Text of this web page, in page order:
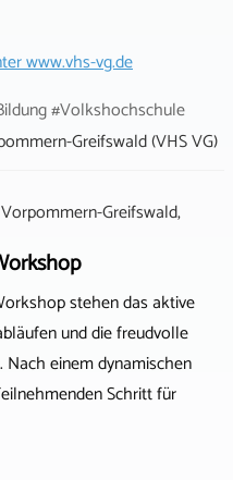
www.vhs-vg.de
#Volkshochschule
Greifswald (VHS VG)
Greifswald,
stehen das aktive
und die freudvolle
einem dynamischen
Schritt für